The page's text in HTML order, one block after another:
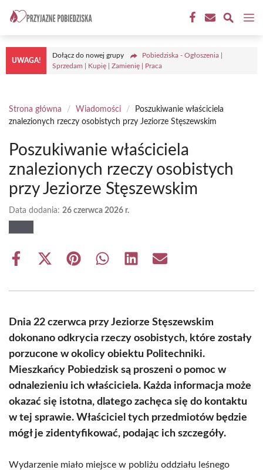
treści
UWAGA!
Dołącz do nowej grupy
Pobiedziska - Ogłoszenia |
Sprzedam | Kupię | Zamienię | Praca
Strona główna / Wiadomości /
Poszukiwanie właściciela
znalezionych rzeczy osobistych przy Jeziorze Stęszewskim
Poszukiwanie właściciela
znalezionych rzeczy osobistych
przy Jeziorze Stęszewskim
Data dodania: 26 czerwca 2026 r.
Share
Share
(Twitter)
Share Share Share Share
Dnia 22 czerwca przy Jeziorze Stęszewskim
dokonano odkrycia rzeczy osobistych, które zostały
porzucone w okolicy obiektu Politechniki.
Mieszkańcy Pobiedzisk są proszeni o pomoc w
odnalezieniu ich właściciela. Każda informacja może
okazać się istotna, dlatego zachęca się do kontaktu
w tej sprawie. Właściciel tych przedmiotów będzie
mógł je zidentyfikować, podając ich szczegóły.
Wydarzenie miało miejsce w pobliżu oddziału leśnego